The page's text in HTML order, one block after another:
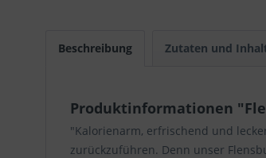
Beschreibung Zutaten und
Produktinformationen
"Kalorienarm, erfrischend und
zurückzuführen. Denn unser